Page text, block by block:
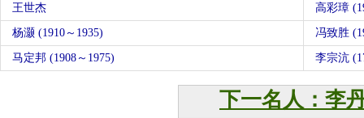
王世杰 高彩璋
杨灏 (1910～1935) 冯致胜
马定邦 (1908～1975) 李宗沆
下一名人：李